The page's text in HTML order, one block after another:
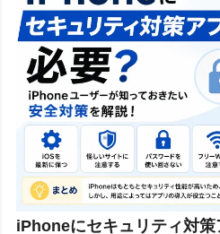
iPhoneにセキュリティ対